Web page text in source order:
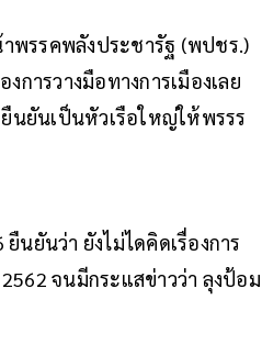
พรรคพลังประชารัฐ (พปชร.)
การวางมือทางการเมืองเลย
นยันเป็นหัวเรือใหญ่ให้พรรร
นยันว่า ยังไม่ไดคิดเรื่องการ
จนมีกระแสข่าวว่า ลุงป้อม